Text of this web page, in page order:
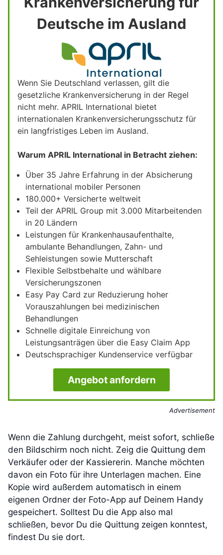
Deutsche im Ausland
Wenn Sie Deutschland verlassen, gilt die
gesetzliche Krankenversicherung in der Regel
nicht mehr. APRIL International bietet
internationalen Krankenversicherungsschutz für
ein langfristiges Leben im Ausland.
Warum APRIL International in Betracht ziehen:
Über 35 Jahre Erfahrung in der Absicherung
international mobiler Personen
180.000+ Versicherte weltweit
Teil der APRIL Group mit 3.000 Mitarbeitenden
in 20 Ländern
Leistungen für Krankenhausaufenthalte,
ambulante Behandlungen, Zahn- und
Sehleistungen sowie Mutterschaft
Flexible Selbstbehalte und wählbare
Versicherungszonen
Easy Pay Card zur Reduzierung hoher
Vorauszahlungen bei medizinischen
Behandlungen
Schnelle digitale Einreichung von
Leistungsanträgen über die Easy Claim App
Deutschsprachiger Kundenservice verfügbar
Angebot anfordern
Advertisement
Wenn die Zahlung durchgeht, meist sofort, schließe
den Bildschirm noch nicht. Zeig die Quittung dem
Verkäufer oder der Kassiererin. Manche möchten
davon ein Foto für ihre Unterlagen machen. Eine
Kopie wird außerdem automatisch in einem
eigenen Ordner der Foto-App auf Deinem Handy
gespeichert. Solltest Du die App also mal
schließen, bevor Du die Quittung zeigen konntest,
findest Du sie dort.